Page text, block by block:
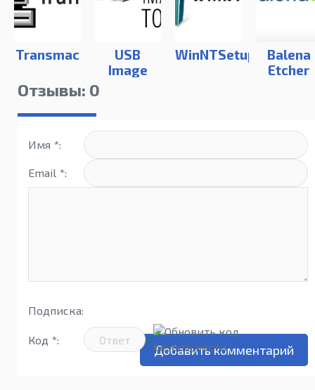
Transmac
USB
Image
WinNTSetup
Balena
Etcher
Отзывы: 0
Имя *:
Email *:
Подписка:
Код *: